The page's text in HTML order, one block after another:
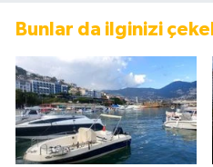
Bunlar da ilginizi